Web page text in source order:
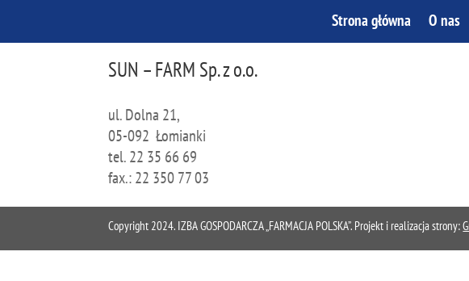
Strona główna O nas
SUN – FARM Sp. z o.o.
ul. Dolna 21,
05-092 Łomianki
tel. 22 35 66 69
fax.: 22 350 77 03
Copyright 2024. IZBA GOSPODARCZA „FARMACJA POLSKA”. Projekt i realizacja strony: